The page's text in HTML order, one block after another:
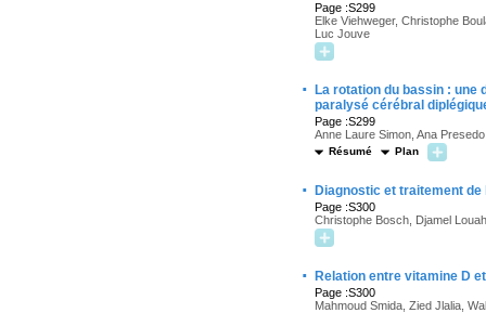
Page :S299
Elke Viehweger, Christophe
Luc Jouve
·
La rotation du bassin : une
paralysé cérébral
Page :S299
Anne Laure Simon, Ana
Résumé Plan
· Diagnostic et traitement
Page :S300
Christophe Bosch, Djamel
· Relation entre vitamine D
Page :S300
Mahmoud Smida, Zied Jlalia,